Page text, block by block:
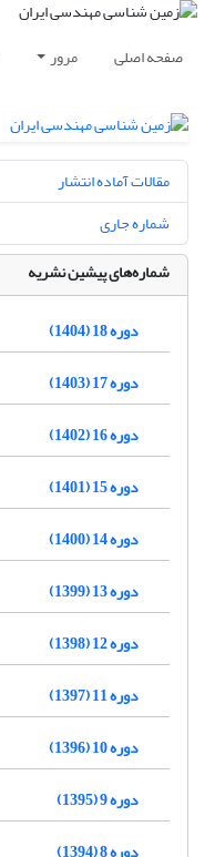
صفحه اصلی مرور
مقالات آماده انتشار
شماره جاری
شماره‌های پیشین نشریه
دوره 18 (1404)
دوره 17 (1403)
دوره 16 (1402)
دوره 15 (1401)
دوره 14 (1400)
دوره 13 (1399)
دوره 12 (1398)
دوره 11 (1397)
دوره 10 (1396)
دوره 9 (1395)